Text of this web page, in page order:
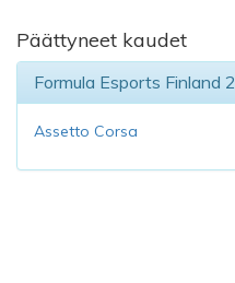
Päättyneet kaudet
Formula Esports Finland
Assetto Corsa